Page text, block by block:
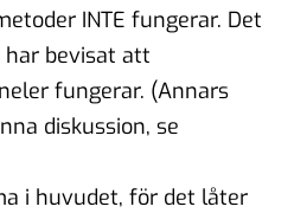
INTE fungerar. Det
bevisat att
fungerar. (Annars
diskussion, se
i huvudet, för det låter